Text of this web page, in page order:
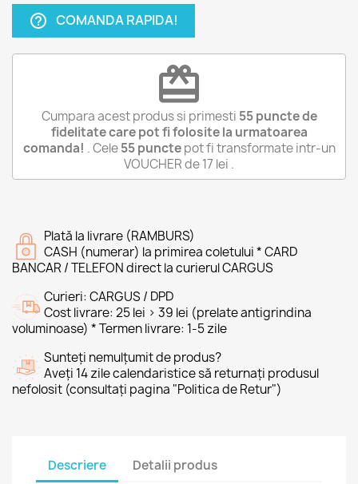
help_outline COMANDA RAPIDA!
redeem
Cumpara acest produs si primesti 55puncte de
fidelitate care pot fi folosite la urmatoarea
comanda! . Cele55punctepot fi transformate intr-un
VOUCHER de17 lei .
Plată la livrare (RAMBURS)
CASH (numerar) la primirea coletului * CARD
BANCAR / TELEFON direct la curierul CARGUS
Curieri: CARGUS / DPD
Cost livrare: 25 lei > 39 lei (prelate antigrindina
voluminoase) * Termen livrare: 1-5 zile
Sunteți nemulțumit de produs?
Aveți 14 zile calendaristice să returnați produsul
nefolosit (consultați pagina "Politica de Retur")
Descriere Detalii produs